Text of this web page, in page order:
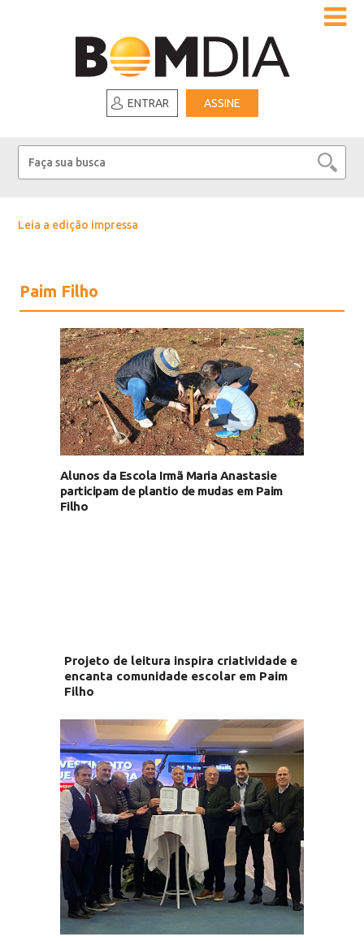
ENTRAR ASSINE
Leia a edição impressa
Paim Filho
Alunos da Escola Irmã Maria Anastasie
participam de plantio de mudas em Paim
Filho
Projeto de leitura inspira criatividade e
encanta comunidade escolar em Paim
Filho